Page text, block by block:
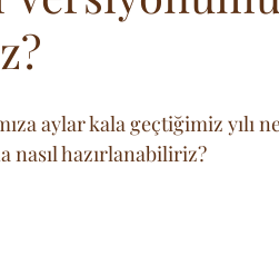
aylar kala geçtiğimiz yılı
nasıl hazırlanabiliriz?